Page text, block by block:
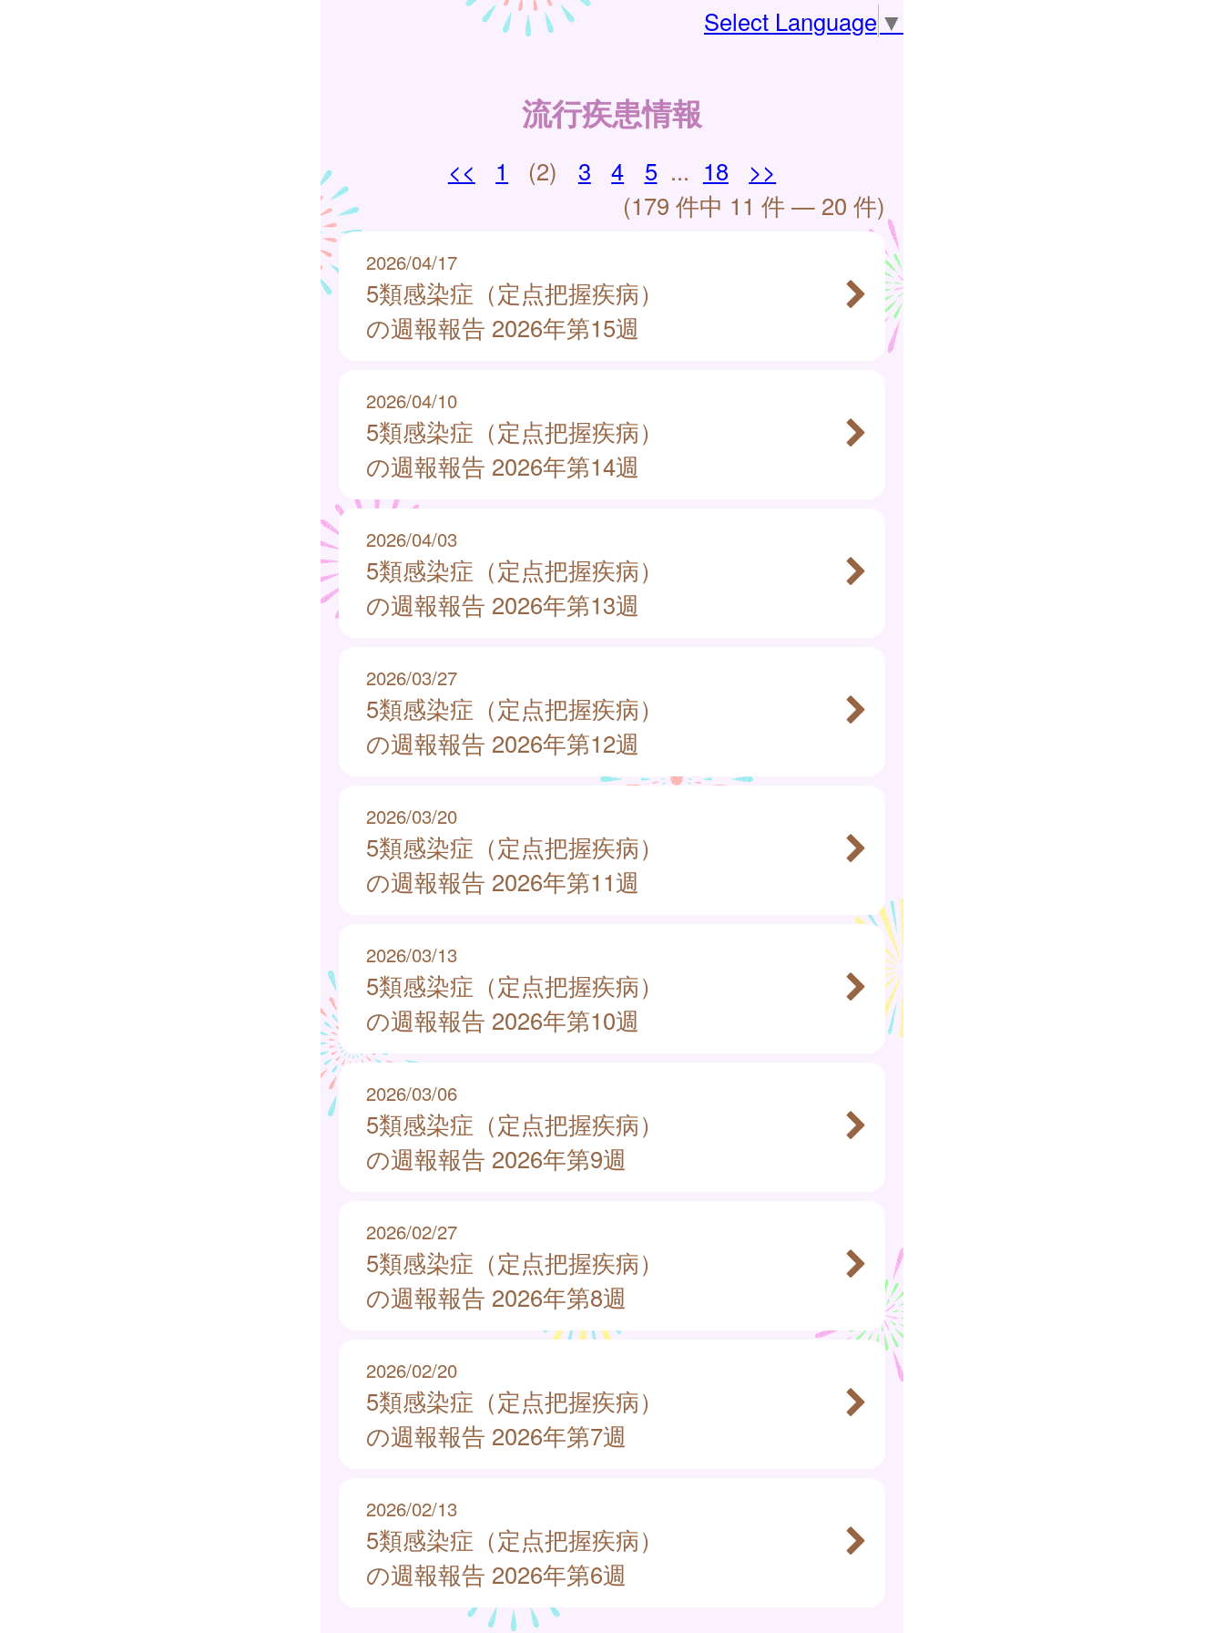
Select Language ▼
流行疾患情報
<< 1 (2) 3 4 5 ... 18
>>
(179 件中 11 件 — 20 件)
2026/04/17
5類感染症（定点把握疾病）
の週報報告 2026年第15週
2026/04/10
5類感染症（定点把握疾病）
の週報報告 2026年第14週
2026/04/03
5類感染症（定点把握疾病）
の週報報告 2026年第13週
2026/03/27
5類感染症（定点把握疾病）
の週報報告 2026年第12週
2026/03/20
5類感染症（定点把握疾病）
の週報報告 2026年第11週
2026/03/13
5類感染症（定点把握疾病）
の週報報告 2026年第10週
2026/03/06
5類感染症（定点把握疾病）
の週報報告 2026年第9週
2026/02/27
5類感染症（定点把握疾病）
の週報報告 2026年第8週
2026/02/20
5類感染症（定点把握疾病）
の週報報告 2026年第7週
2026/02/13
5類感染症（定点把握疾病）
の週報報告 2026年第6週